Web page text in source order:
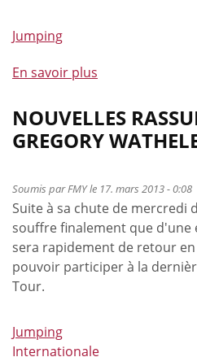
Jumping
En savoir plus
de
La
palme
Jérôme
Guéry
et
Thierry
Goffinet
NOUVELLES
GREGORY
Soumis parFMYle 17. mars 2013 - 0:08
Suite à sa chute de mercredi
souffre finalement que
sera rapidement de retour
pouvoir participer à la
Tour.
Jumping
Internationale